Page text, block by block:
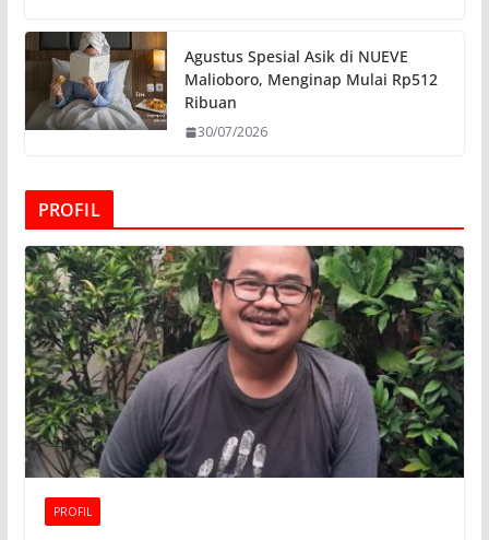
Agustus Spesial Asik di NUEVE
Malioboro, Menginap Mulai Rp512
Ribuan
30/07/2026
PROFIL
PROFIL